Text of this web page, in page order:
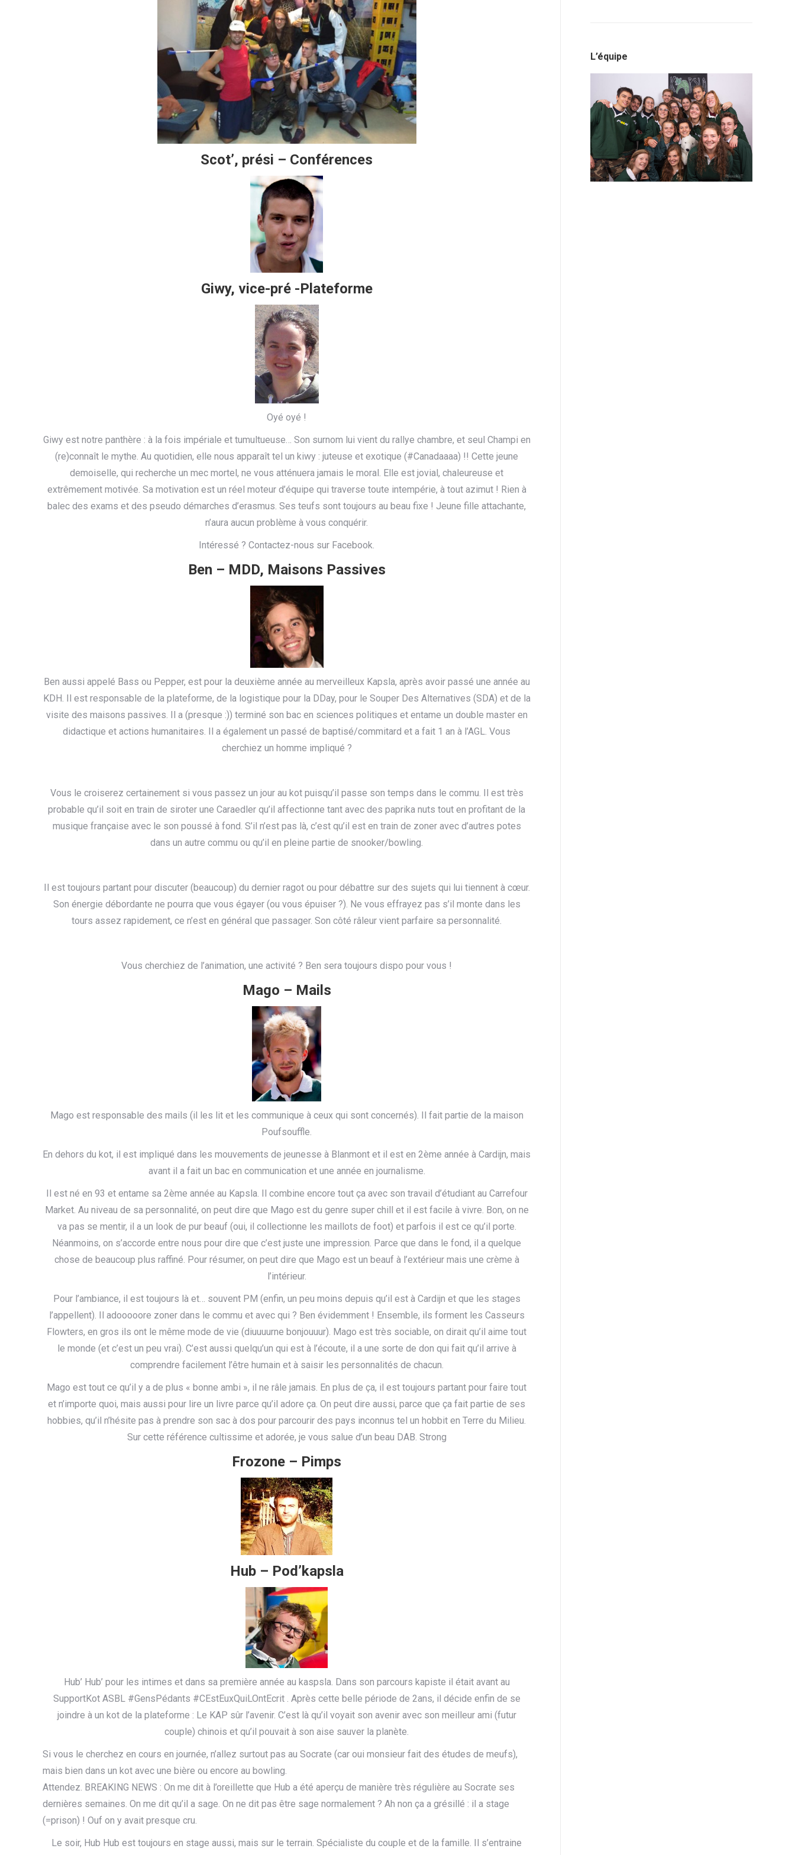
Scot’, prési – Conférences
Giwy, vice-pré -Plateforme
Oyé oyé !
Giwy est notre panthère : à la fois impériale et tumultueuse… Son surnom lui vient du rallye chambre, et seul Champi en
(re)connaît le mythe. Au quotidien, elle nous apparaît tel un kiwy : juteuse et exotique (#Canadaaaa) !! Cette jeune
demoiselle, qui recherche un mec mortel, ne vous atténuera jamais le moral. Elle est jovial, chaleureuse et
extrêmement motivée. Sa motivation est un réel moteur d’équipe qui traverse toute intempérie, à tout azimut ! Rien à
balec des exams et des pseudo démarches d’erasmus. Ses teufs sont toujours au beau fixe ! Jeune fille attachante,
n’aura aucun problème à vous conquérir.
Intéressé ? Contactez-nous sur Facebook.
Ben – MDD, Maisons Passives
Ben aussi appelé Bass ou Pepper, est pour la deuxième année au merveilleux Kapsla, après avoir passé une année au
KDH. Il est responsable de la plateforme, de la logistique pour la DDay, pour le Souper Des Alternatives (SDA) et de la
visite des maisons passives. Il a (presque :)) terminé son bac en sciences politiques et entame un double master en
didactique et actions humanitaires. Il a également un passé de baptisé/commitard et a fait 1 an à l’AGL. Vous
cherchiez un homme impliqué ?
Vous le croiserez certainement si vous passez un jour au kot puisqu’il passe son temps dans le commu. Il est très
probable qu’il soit en train de siroter une Caraedler qu’il affectionne tant avec des paprika nuts tout en profitant de la
musique française avec le son poussé à fond. S’il n’est pas là, c’est qu’il est en train de zoner avec d’autres potes
dans un autre commu ou qu’il en pleine partie de snooker/bowling.
Il est toujours partant pour discuter (beaucoup) du dernier ragot ou pour débattre sur des sujets qui lui tiennent à cœur.
Son énergie débordante ne pourra que vous égayer (ou vous épuiser ?). Ne vous effrayez pas s’il monte dans les
tours assez rapidement, ce n’est en général que passager. Son côté râleur vient parfaire sa personnalité.
Vous cherchiez de l’animation, une activité ? Ben sera toujours dispo pour vous !
Mago – Mails
Mago est responsable des mails (il les lit et les communique à ceux qui sont concernés). Il fait partie de la maison
Poufsouffle.
En dehors du kot, il est impliqué dans les mouvements de jeunesse à Blanmont et il est en 2ème année à Cardijn, mais
avant il a fait un bac en communication et une année en journalisme.
Il est né en 93 et entame sa 2ème année au Kapsla. Il combine encore tout ça avec son travail d’étudiant au Carrefour
Market. Au niveau de sa personnalité, on peut dire que Mago est du genre super chill et il est facile à vivre. Bon, on ne
va pas se mentir, il a un look de pur beauf (oui, il collectionne les maillots de foot) et parfois il est ce qu’il porte.
Néanmoins, on s’accorde entre nous pour dire que c’est juste une impression. Parce que dans le fond, il a quelque
chose de beaucoup plus raffiné. Pour résumer, on peut dire que Mago est un beauf à l’extérieur mais une crème à
l’intérieur.
Pour l’ambiance, il est toujours là et… souvent PM (enfin, un peu moins depuis qu’il est à Cardijn et que les stages
l’appellent). Il adooooore zoner dans le commu et avec qui ? Ben évidemment ! Ensemble, ils forment les Casseurs
Flowters, en gros ils ont le même mode de vie (diuuuurne bonjouuur). Mago est très sociable, on dirait qu’il aime tout
le monde (et c’est un peu vrai). C’est aussi quelqu’un qui est à l’écoute, il a une sorte de don qui fait qu’il arrive à
comprendre facilement l’être humain et à saisir les personnalités de chacun.
Mago est tout ce qu’il y a de plus « bonne ambi », il ne râle jamais. En plus de ça, il est toujours partant pour faire tout
et n’importe quoi, mais aussi pour lire un livre parce qu’il adore ça. On peut dire aussi, parce que ça fait partie de ses
hobbies, qu’il n’hésite pas à prendre son sac à dos pour parcourir des pays inconnus tel un hobbit en Terre du Milieu.
Sur cette référence cultissime et adorée, je vous salue d’un beau DAB. Strong
Frozone – Pimps
Hub – Pod’kapsla
Hub’ Hub’ pour les intimes et dans sa première année au kaspsla. Dans son parcours kapiste il était avant au
SupportKot ASBL #GensPédants #CEstEuxQuiLOntEcrit . Après cette belle période de 2ans, il décide enfin de se
joindre à un kot de la plateforme : Le KAP sûr l’avenir. C’est là qu’il voyait son avenir avec son meilleur ami (futur
couple) chinois et qu’il pouvait à son aise sauver la planète.
Si vous le cherchez en cours en journée, n’allez surtout pas au Socrate (car oui monsieur fait des études de meufs),
mais bien dans un kot avec une bière ou encore au bowling.
Attendez. BREAKING NEWS : On me dit à l’oreillette que Hub a été aperçu de manière très régulière au Socrate ses
dernières semaines. On me dit qu’il a sage. On ne dit pas être sage normalement ? Ah non ça a grésillé : il a stage
(=prison) ! Ouf on y avait presque cru.
Le soir, Hub Hub est toujours en stage aussi, mais sur le terrain. Spécialiste du couple et de la famille. Il s’entraine
L’équipe